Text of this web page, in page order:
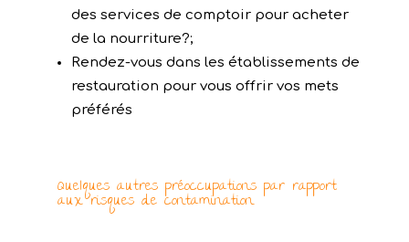
des services de comptoir pour acheter
de la nourriture?;
Rendez-vous dans les établissements de
restauration pour vous offrir vos mets
préférés
Quelques autres préoccupations par rapport
aux risques de contamination